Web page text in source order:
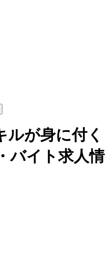
ルが身に付く
バイト求人情